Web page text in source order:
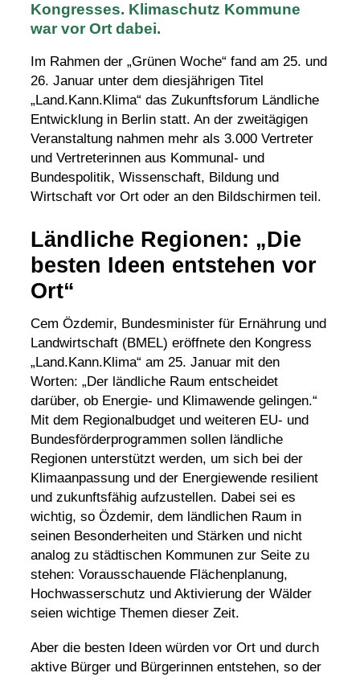
Kongresses. Klimaschutz Kommune
war vor Ort dabei.
Im Rahmen der „Grünen Woche“ fand am 25. und
26. Januar unter dem diesjährigen Titel
„Land.Kann.Klima“ das Zukunftsforum Ländliche
Entwicklung in Berlin statt. An der zweitägigen
Veranstaltung nahmen mehr als 3.000 Vertreter
und Vertreterinnen aus Kommunal- und
Bundespolitik, Wissenschaft, Bildung und
Wirtschaft vor Ort oder an den Bildschirmen teil.
Ländliche Regionen: „Die
besten Ideen entstehen vor
Ort“
Cem Özdemir, Bundesminister für Ernährung und
Landwirtschaft (BMEL) eröffnete den Kongress
„Land.Kann.Klima“ am 25. Januar mit den
Worten: „Der ländliche Raum entscheidet
darüber, ob Energie- und Klimawendegelingen.“
Mit dem Regionalbudget und weiteren EU- und
Bundesförderprogrammen sollen ländliche
Regionen unterstützt werden, um sich bei der
Klimaanpassungund der Energiewenderesilient
und zukunftsfähig aufzustellen. Dabei sei es
wichtig, so Özdemir, dem ländlichen Raum in
seinen Besonderheiten und Stärken und nicht
analog zu städtischen Kommunen zur Seite zu
stehen: Vorausschauende Flächenplanung,
Hochwasserschutz und Aktivierung der Wälder
seien wichtige Themen dieser Zeit.
Aber die besten Ideen würden vor Ort und durch
aktive Bürger und Bürgerinnen entstehen, so der